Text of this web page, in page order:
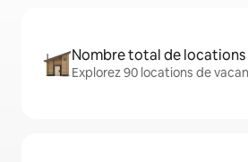
Nombre total de locations
Explorez 90 locations de